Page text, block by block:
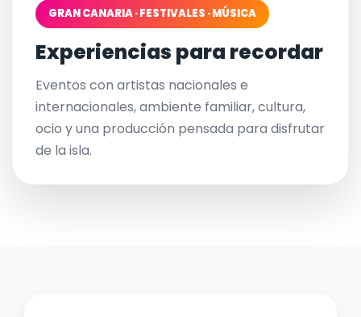
GRAN CANARIA · FESTIVALES · MÚSICA
Experiencias para recordar
Eventos con artistas nacionales e
internacionales, ambiente familiar, cultura,
ocio y una producción pensada para disfrutar
de la isla.